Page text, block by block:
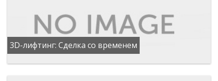
3D-лифтинг: Сделка со временем